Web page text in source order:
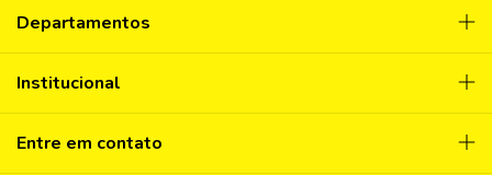
Departamentos
Institucional
Entre em contato